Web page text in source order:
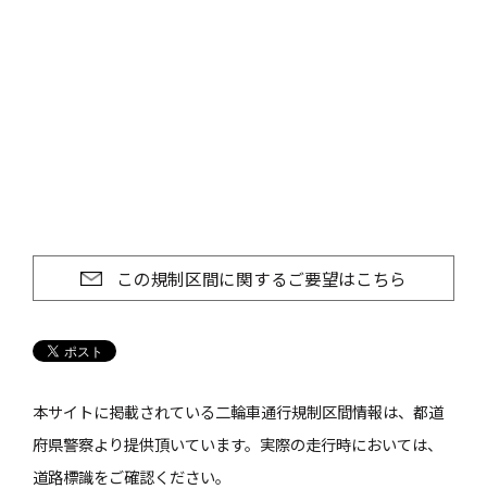
この規制区間に関するご要望はこちら
本サイトに掲載されている二輪車通行規制区間情報は、都道
府県警察より提供頂いています。実際の走行時においては、
道路標識をご確認ください。